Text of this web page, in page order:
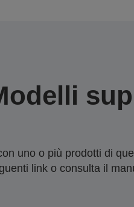
uno o più prodotti di
link o consulta il